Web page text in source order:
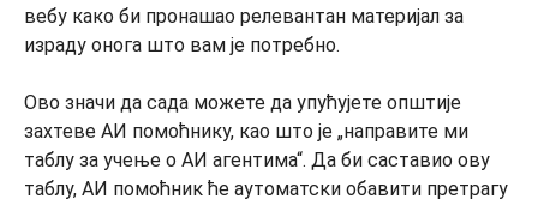
вебу како би пронашао релевантан материјал за
израду онога што вам је потребно.
Ово значи да сада можете да упућујете општије
захтеве АИ помоћнику, као што је „направите ми
таблу за учење о АИ агентима“. Да би саставио ову
таблу, АИ помоћник ће аутоматски обавити претрагу